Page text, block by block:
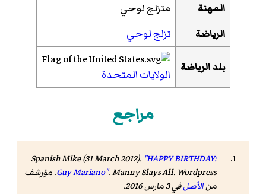
المهنة
متزلج لوحي
الرياضة
تزلج لوحي
بلد الرياضة الولايات المتحدة
مراجع
Spanish Mike (31 March 2012). "HAPPY BIRTHDAY:
Guy Mariano".Manny Slays All
. Wordpress. مؤرشف
منالأصلفي 3 مارس 2016
.